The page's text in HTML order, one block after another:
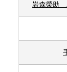
岩森榮助